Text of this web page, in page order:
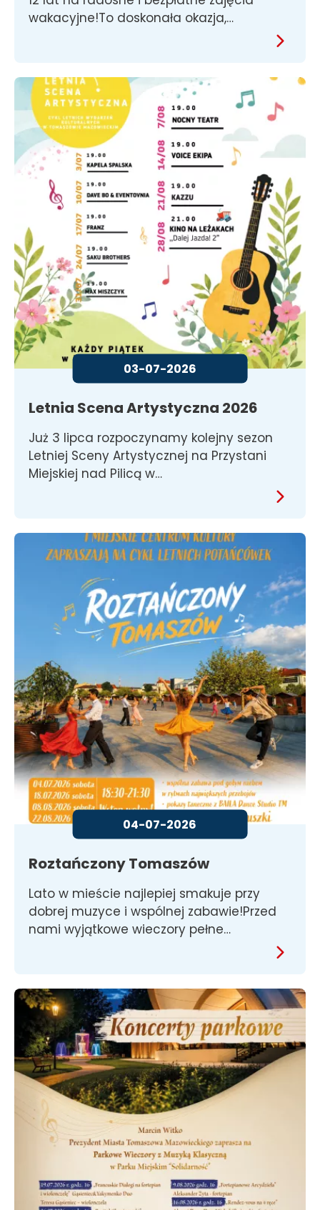
wakacyjne!To doskonała okazja,…
03-07-2026
Letnia Scena Artystyczna 2026
Już 3 lipca rozpoczynamy kolejny sezon
Letniej Sceny Artystycznej na Przystani
Miejskiej nad Pilicą w…
04-07-2026
Roztańczony Tomaszów
Lato w mieście najlepiej smakuje przy
dobrej muzyce i wspólnej zabawie!Przed
nami wyjątkowe wieczory pełne…